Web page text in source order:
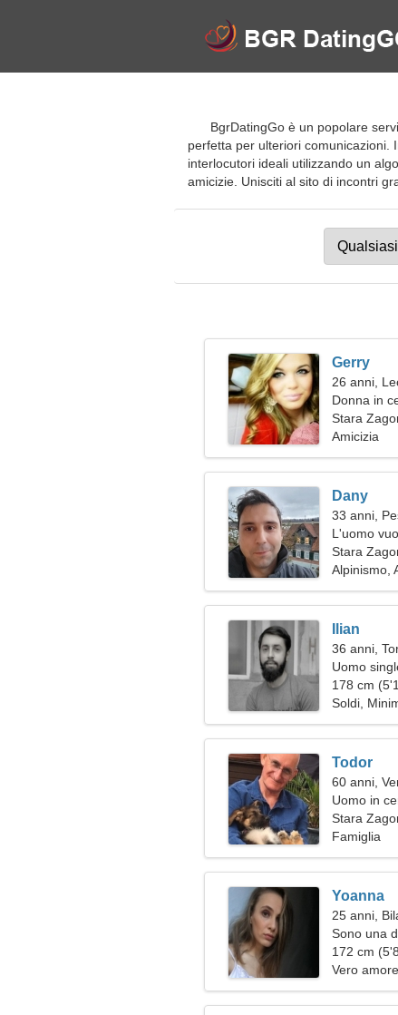
BgrDatingGo è un popolare
perfetta per ulteriori comunicazioni.
interlocutori ideali utilizzando un
amicizie. Unisciti al sito di incontri
Gerry
26 anni,
Donna in
Stara
Amicizia
Dany
33 anni,
L'uomo
Stara
Alpinismo,
Ilian
36 anni,
Uomo
178 cm
Soldi,
Todor
60 anni,
Uomo in
Stara
Famiglia
Yoanna
25 anni,
Sono una
172 cm
Vero amore